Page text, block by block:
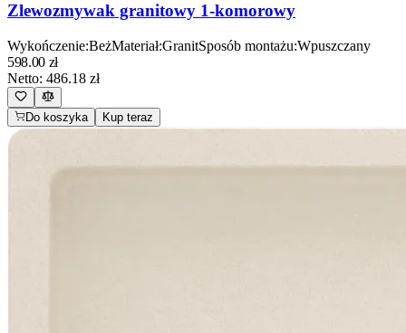
Zlewozmywak granitowy 1-komorowy
Wykończenie:BeżMateriał:GranitSposób montażu:Wpuszczany
598.00 zł
Netto: 486.18 zł
Do koszyka Kup teraz